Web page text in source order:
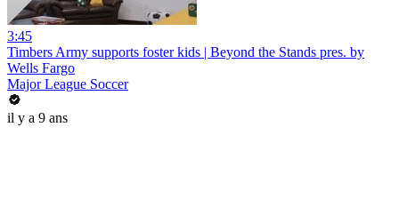
3:45
Timbers Army supports foster kids | Beyond the Stands pres. by
Wells Fargo
Major League Soccer
il y a 9 ans